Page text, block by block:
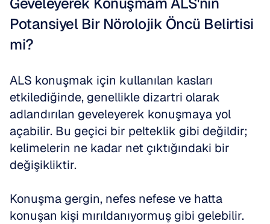
Potansiyel Bir Nörolojik Öncü Belirtisi
mi?
ALS konuşmak için kullanılan kasları
etkilediğinde, genellikle dizartri olarak
adlandırılan geveleyerek konuşmaya yol
açabilir. Bu geçici bir pelteklik gibi değildir;
kelimelerin ne kadar net çıktığındaki bir
değişikliktir.
Konuşma gergin, nefes nefese ve hatta
konuşan kişi mırıldanıyormuş gibi gelebilir.